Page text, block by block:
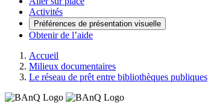
Activités
Préférences de présentation visuelle
Obtenir de l’aide
Accueil
Milieux documentaires
Le réseau de prêt entre bibliothèques publiques